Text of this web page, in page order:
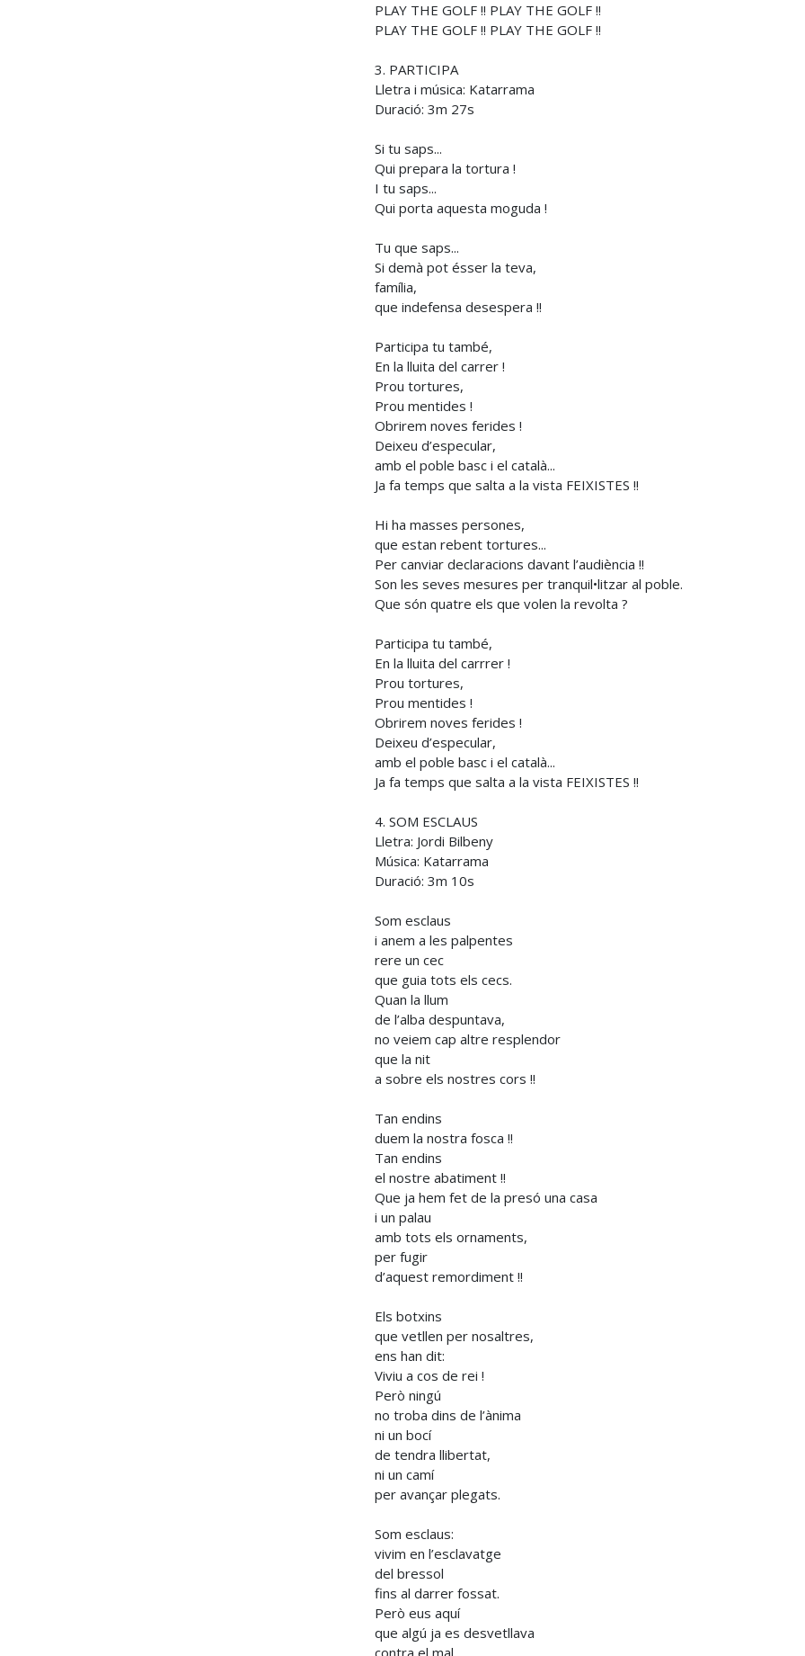
PLAY THE GOLF !! PLAY THE GOLF !!
PLAY THE GOLF !! PLAY THE GOLF !!
3. PARTICIPA
Lletra i música: Katarrama
Duració: 3m 27s
Si tu saps...
Qui prepara la tortura !
I tu saps...
Qui porta aquesta moguda !
Tu que saps...
Si demà pot ésser la teva,
família,
que indefensa desespera !!
Participa tu també,
En la lluita del carrer !
Prou tortures,
Prou mentides !
Obrirem noves ferides !
Deixeu d’especular,
amb el poble basc i el català...
Ja fa temps que salta a la vista FEIXISTES !!
Hi ha masses persones,
que estan rebent tortures...
Per canviar declaracions davant l’audiència !!
Son les seves mesures per tranquil•litzar al poble.
Que són quatre els que volen la revolta ?
Participa tu també,
En la lluita del carrrer !
Prou tortures,
Prou mentides !
Obrirem noves ferides !
Deixeu d’especular,
amb el poble basc i el català...
Ja fa temps que salta a la vista FEIXISTES !!
4. SOM ESCLAUS
Lletra: Jordi Bilbeny
Música: Katarrama
Duració: 3m 10s
Som esclaus
i anem a les palpentes
rere un cec
que guia tots els cecs.
Quan la llum
de l’alba despuntava,
no veiem cap altre resplendor
que la nit
a sobre els nostres cors !!
Tan endins
duem la nostra fosca !!
Tan endins
el nostre abatiment !!
Que ja hem fet de la presó una casa
i un palau
amb tots els ornaments,
per fugir
d’aquest remordiment !!
Els botxins
que vetllen per nosaltres,
ens han dit:
Viviu a cos de rei !
Però ningú
no troba dins de l’ànima
ni un bocí
de tendra llibertat,
ni un camí
per avançar plegats.
Som esclaus:
vivim en l’esclavatge
del bressol
fins al darrer fossat.
Però eus aquí
que algú ja es desvetllava